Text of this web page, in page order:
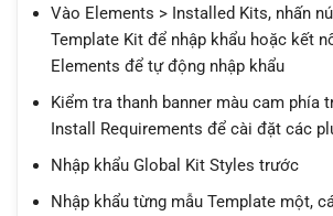
Vào Elements > Installed Kits, nhấn
Template Kit để nhập khẩu hoặc kết
Elements để tự động nhập khẩu
Kiểm tra thanh banner màu cam phía
Install Requirements để cài đặt các
Nhập khẩu Global Kit Styles trước
Nhập khẩu từng mẫu Template một,